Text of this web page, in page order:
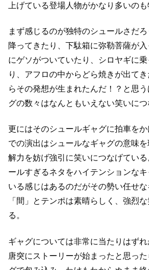
上げている登場人物がかなり多いのも
まず感じるのが独特のシュールさだろ
降ってきたり、下駄箱に弥勒菩薩が入
にゲソがついていたり、シロヤギに
り、 アフロの中からどら焼きが出てき
らその発想が生まれたんだ！？と思
グの数々はなんともいえない笑いにつ
更にはそのシュールギャグに拍車を
での演出はシュールなギャグの意味
解力を妨げ強引に笑いにつなげている
ールすぎるネタをハイテンションな
いる感じはあるのだがその勢い任せ
「間」とテンポは素晴らしく、 強烈
る。
ギャグについては非常に当たりはずれ
唐突にストーリーが始まったと思った